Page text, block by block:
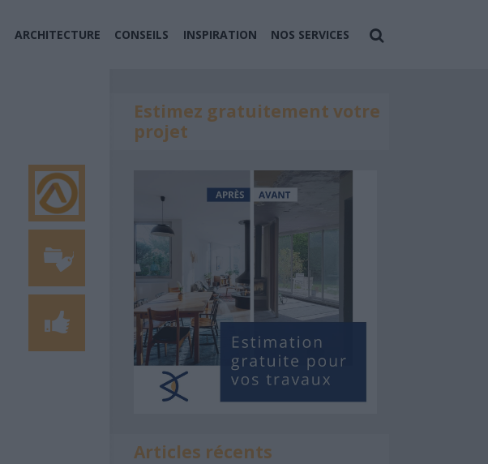
ARCHITECTURE CONSEILS INSPIRATION NOS SERVICES
Estimez gratuitement votre
projet
Articles récents